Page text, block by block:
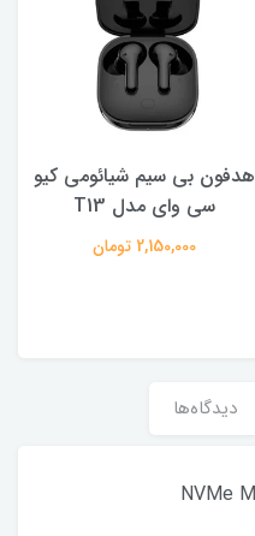
هدفون بی سیم شیائومی کیو
سی وای مدل T13
2,150,000 تومان
دیدگاه‌ها